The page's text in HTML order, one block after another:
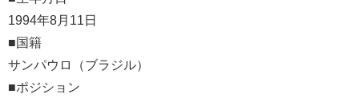
1994年8 月 11 日
■国籍
サンパウロ（ブラジル）
■ポジション